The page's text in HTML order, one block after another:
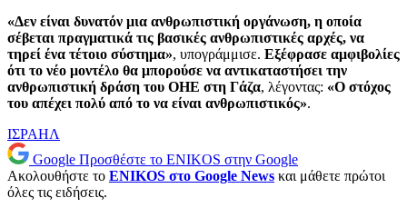
«Δεν είναι δυνατόν μια ανθρωπιστική οργάνωση, η οποία
σέβεται πραγματικά τις βασικές ανθρωπιστικές αρχές, να
τηρεί ένα τέτοιο σύστημα», υπογράμμισε. Εξέφρασε αμφιβολίες
ότι το νέο μοντέλο θα μπορούσε να αντικαταστήσει την
ανθρωπιστική δράση του ΟΗΕ στη Γάζα, λέγοντας: «Ο στόχος
του απέχει πολύ από το να είναι ανθρωπιστικός».
ΙΣΡΑΗΛ
Google Προσθέστε το ENIKOS στην Google
Ακολουθήστε το ENIKOS στο Google News και μάθετε πρώτοι
όλες τις ειδήσεις.